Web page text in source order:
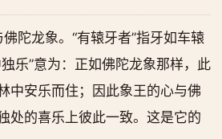
佛陀龙象。“有辕牙者”指牙如车辕
乐”意为：正如佛陀龙象那样，此
中安乐而住；因此象王的心与佛
处的喜乐上彼此一致。这是它的